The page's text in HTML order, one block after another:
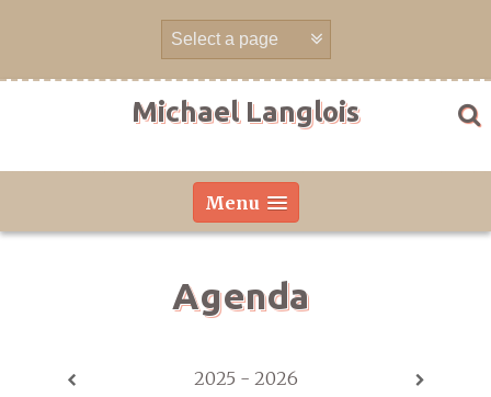
Michael Langlois
Menu
Agenda
2025 - 2026